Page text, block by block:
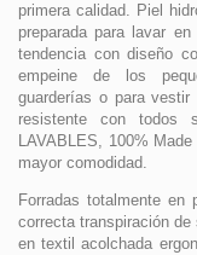
primera calidad. Piel
preparada para lavar
tendencia con diseño
empeine de los
guarderías o para
resistente con todos
LAVABLES, 100%
mayor comodidad.
Forradas totalmente
correcta transpiración
en textil acolchada